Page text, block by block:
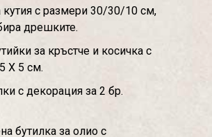
кутия с размери 30/30/10 см,
дрешките.
за кръстче и косичка с
Х 5 см.
с декорация за 2 бр.
бутилка за олио с